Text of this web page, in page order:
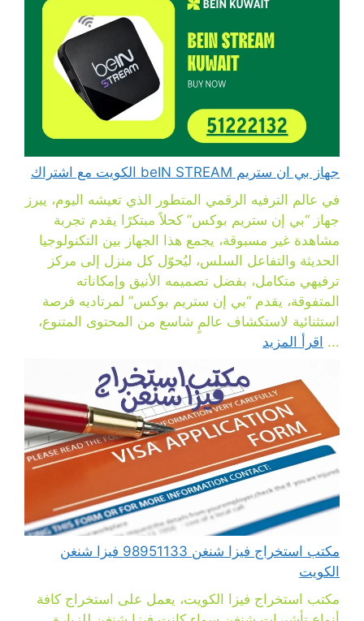
جهاز بي ان ستريم beIN STREAM الكويت مع اشتراك
في عالم الترفيه الرقمي المتطور الذي تعيشه اليوم، يبرز
جهاز “بي إن ستريم بوكس” كحلاً مبتكرًا يقدم تجربة
مشاهدة غير مسبوقة، يجمع هذا الجهاز بين التكنولوجيا
الحديثة والتفاعل السلس، ليُحوّل كل منزل إلى مركز
ترفيهي متكامل، بفضل تصميمه الأنيق وإمكاناته
المتفوقة، يقدم “بي إن ستريم بوكس” لمرتاديه فرصة
استثنائية لاستكشاف عالمٍ شاسع من المحتوى المتنوع،
... اقرأ المزيد
مكتب استخراج فيزا شنغن 98951133 فيزا شنغن
الكويت
مكتب استخراج فيزا الكويت، يعمل على استخراج كافة